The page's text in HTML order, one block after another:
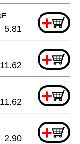
+
5.81
+
11.62
+
11.62
+
2.90